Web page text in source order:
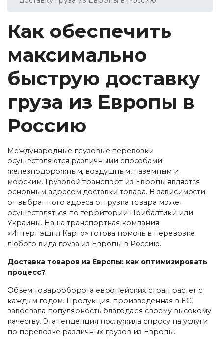
Как обеспечить
максимально
быструю доставку
груза из Европы в
Россию
Международные грузовые перевозки
осуществляются различными способами:
железнодорожным, воздушным, наземным и
морским. Грузовой транспорт из Европы является
основным адресом доставки товара. В зависимости
от выбранного адреса отгрузка товара может
осуществляться по территории Прибалтики или
Украины. Наша транспортная компания
«Интернэшнл Карго» готова помочь в перевозке
любого вида груза из Европы в Россию.
Доставка товаров из Европы: как оптимизировать
процесс?
Объем товарооборота европейских стран растет с
каждым годом. Продукция, произведенная в ЕС,
завоевала популярность благодаря своему высокому
качеству. Эта тенденция послужила спросу на услуги
по перевозке различных грузов из Европы.